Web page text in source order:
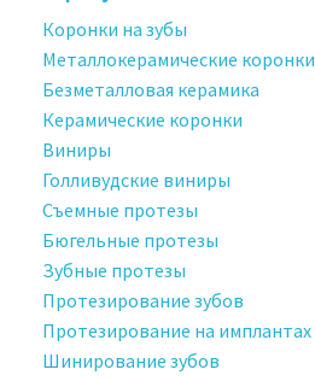
Коронки на зубы
Металлокерамические коронки
Безметалловая керамика
Керамические коронки
Виниры
Голливудские виниры
Съемные протезы
Бюгельные протезы
Зубные протезы
Протезирование зубов
Протезирование на имплантах
Шинирование зубов